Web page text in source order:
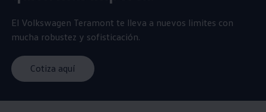
El Volkswagen Teramont te lleva a nuevos limites con
mucha robustez y sofisticación.​
Cotiza aquí